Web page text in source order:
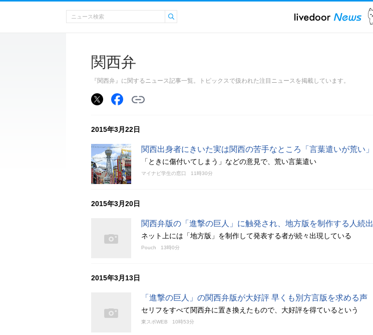
関西弁
『関西弁』に関するニュース記事一覧。トピックスで扱われた注目ニュースを掲載しています。
2015年3月22日
関西出身者にきいた実は関西の苦手なところ「言葉遣いが荒い」
「ときに傷付いてしまう」などの意見で、荒い言葉遣い
マイナビ学生の窓口 11時30分
2015年3月20日
関西弁版の「進撃の巨人」に触発され、地方版を制作する人続出
ネット上には「地方版」を制作して発表する者が続々出現している
Pouch 13時0分
2015年3月13日
「進撃の巨人」の関西弁版が大好評 早くも別方言版を求める声
セリフをすべて関西弁に置き換えたもので、大好評を得ているという
東スポWEB 10時53分